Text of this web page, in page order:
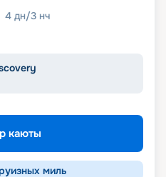
4 дн/3 нч
каюты
миль